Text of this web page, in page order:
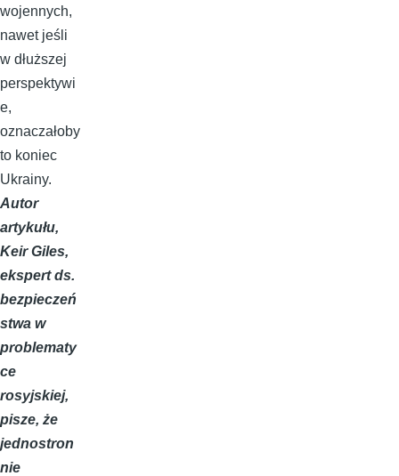
wojennych,
nawet jeśli
w dłuższej
perspektywi
e,
oznaczałoby
to koniec
Ukrainy.
Autor
artykułu,
Keir Giles,
ekspert ds.
bezpieczeń
stwa w
problematy
ce
rosyjskiej,
pisze, że
jednostron
nie